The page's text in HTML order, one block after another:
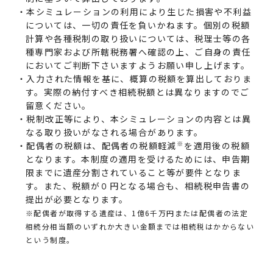
本シミュレーションの利用により生じた損害や不利益
については、一切の責任を負いかねます。個別の税額
計算や各種税制の取り扱いについては、税理士等の各
種専門家および所轄税務署へ確認の上、ご自身の責任
においてご判断下さいますようお願い申し上げます。
入力された情報を基に、概算の税額を算出しておりま
す。実際の納付すべき相続税額とは異なりますのでご
留意ください。
税制改正等により、本シミュレーションの内容とは異
なる取り扱いがなされる場合があります。
配偶者の税額は、 配偶者の税額軽減 ※ を適用後の税額
となります。本制度の適用を受けるためには、申告期
限までに遺産分割されていること等が要件となりま
す。また、税額が０円となる場合も、相続税申告書の
提出が必要となります。
※配偶者が取得する遺産は、1億6千万円または配偶者の法定
相続分相当額のいずれか大きい金額までは相続税はかからない
という制度。